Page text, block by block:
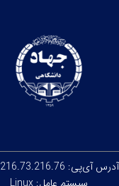
آدرس آی‌پی: 216.73.216.76